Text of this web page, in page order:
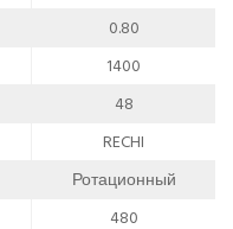
0.80
1400
48
RECHI
Ротационный
480